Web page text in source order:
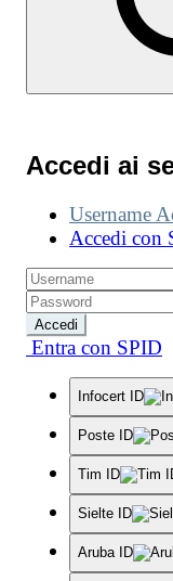
Accedi ai
Username
Accedi con
Accedi
Entra con SPID
Infocert ID
Poste ID
Tim ID
Sielte ID
Aruba ID